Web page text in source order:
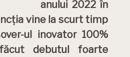
anului 2022 în
vine la scurt timp
ul inovator 100%
debutul foarte